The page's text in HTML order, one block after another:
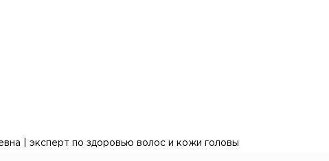
| эксперт по здоровью волос и кожи головы